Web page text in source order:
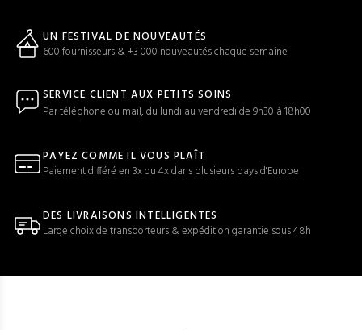
UN FESTIVAL DE NOUVEAUTÉS
600 fournisseurs & +3 000 nouveautés chaque semaine
SERVICE CLIENT AUX PETITS SOINS
Par téléphone ou mail, du lundi au vendredi de 9h30 à 18h00
PAYEZ COMME IL VOUS PLAÎT
Paiement différé en 3x ou 4x dans plusieurs pays d'Europe
DES LIVRAISONS INTELLIGENTES
Large choix de transporteurs & expédition garantie sous 48h